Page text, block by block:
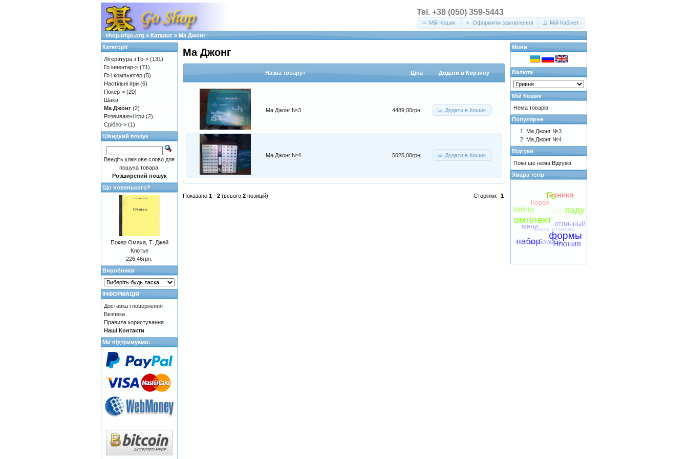
Tel. +38 (050) 359-5443
Мій Кошик Оформити замовлення Мій Кабінет
shop.ufgo.org » Каталог » Ма Джонг
Ма Джонг
Назва товару+ Цiна Додати в Корзину
Ма Джонг №3 4489,00грн. Додати в Кошик
Ма Джонг №4 5025,00грн. Додати в Кошик
Сторінки: 1
Показано 1 - 2 (всього 2 позицій)
Категорії
Література з Го-> (131)
Го інвентар-> (71)
Го і компьютер (5)
Настільні ігри (6)
Покер-> (20)
Шахи
Ма Джонг (2)
Розвиваючі ігри (2)
Срібло-> (1)
Швидкий пошук
Введіть ключове слово для
пошука товара.
Розширений пошук
Що новенького?
Покер Омаха, Т. Джей
Клотье
226,46грн.
Виробники
ІНФОРМАЦІЯ
Доставка і повернення
Безпека
Правила користування
Наші Контакти
Ми підтримуємо:
Мови
Валюта
Мій Кошик
Нема товарів
Популярне
Ма Джонг №3
Ма Джонг №4
Відгуки
Поки ще нема Відгуків
Хмара тегів